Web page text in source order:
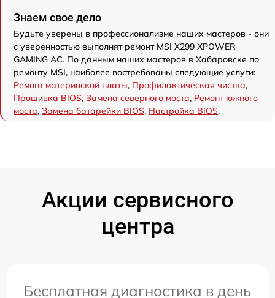
Знаем свое дело
Будьте уверены в профессионализме наших мастеров - они
с уверенностью выполнят ремонт MSI X299 XPOWER
GAMING AC. По данным наших мастеров в Хабаровске по
ремонту MSI, наиболее востребованы следующие услуги:
Ремонт материнской платы, Профилактическая чистка,
Прошивка BIOS, Замена северного моста, Ремонт южного
моста, Замена батарейки BIOS, Настройка BIOS,
Акции сервисного
центра
Бесплатная диагностика в день